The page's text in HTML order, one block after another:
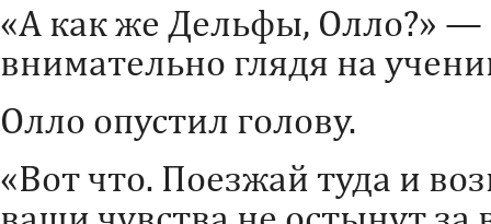
«А как же Дельфы, Олло?» —
внимательно глядя на
Олло опустил голову.
«Вот что. Поезжай туда и